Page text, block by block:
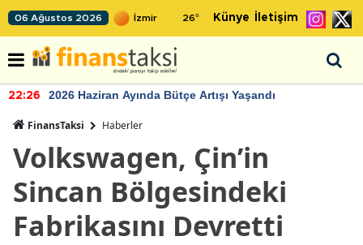
06 Ağustos 2026 26° Künye İletişim
22:26 2026 Haziran Ayında Bütçe Artışı Yaşandı
FinansTaksi Haberler
Volkswagen, Çin’in
Sincan Bölgesindeki
Fabrikasını Devretti